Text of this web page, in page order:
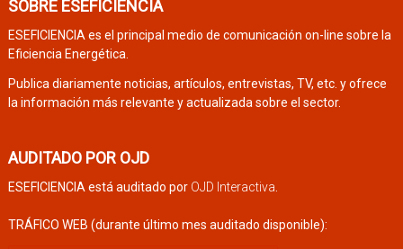
SOBRE ESEFICIENCIA
ESEFICIENCIA es el principal medio de comunicación on-line sobre la
Eficiencia Energética.
Publica diariamente noticias, artículos, entrevistas, TV, etc. y ofrece
la información más relevante y actualizada sobre el sector.
AUDITADO POR OJD
ESEFICIENCIA está auditado por OJD Interactiva
TRÁFICO WEB (durante último mes auditado disponible):